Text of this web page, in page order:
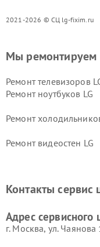
2021-2026 © СЦ lg-fixim.ru
Мы ремонтируем
Ремонт телевизоров
Ремонт ноутбуков LG
Ремонт
Ремонт видеостен LG
Ремонт морозильных
Контакты сервис
Адрес сервисного
г. Москва, ул. Чаянова